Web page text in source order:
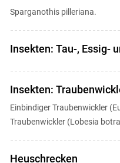
Sparganothis pilleriana.
Insekten: Tau-, Essig-
Insekten:
Einbindiger Traubenwickler
Traubenwickler (Lobesia
Heuschrecken